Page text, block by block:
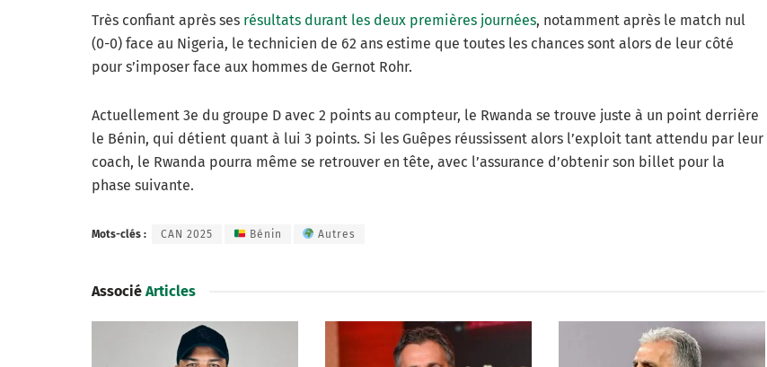
Très confiant après ses résultats durant les deux premières journées, notamment après le match nul
(0-0) face au Nigeria, le technicien de 62 ans estime que toutes les chances sont alors de leur côté
pour s’imposer face aux hommes de Gernot Rohr.
Actuellement 3e du groupe D avec 2 points au compteur, le Rwanda se trouve juste à un point derrière
le Bénin, qui détient quant à lui 3 points. Si les Guêpes réussissent alors l’exploit tant attendu par leur
coach, le Rwanda pourra même se retrouver en tête, avec l’assurance d’obtenir son billet pour la
phase suivante.
Mots-clés : CAN 2025 Bénin Autres
Associé Articles